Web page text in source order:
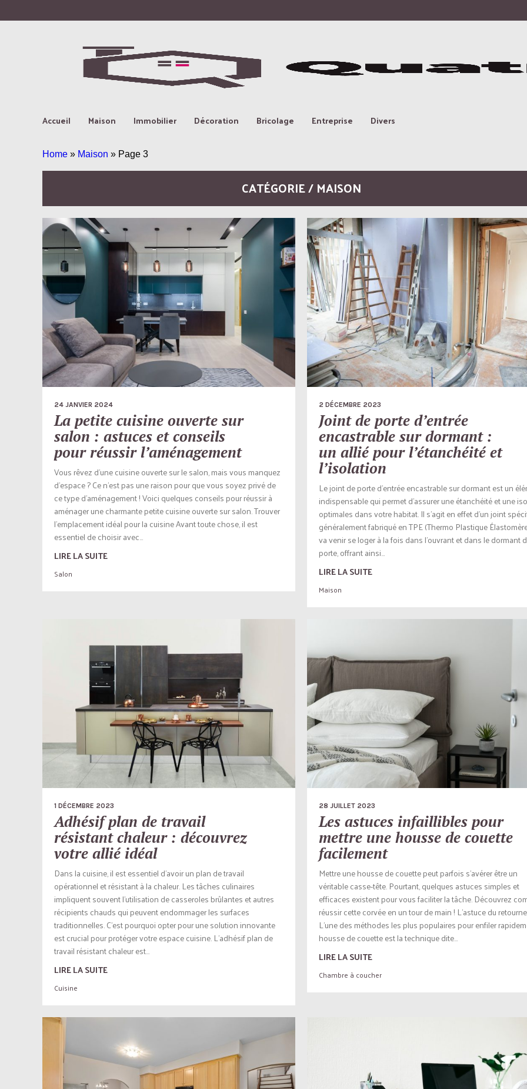
Accueil Maison Immobilier Décoration Bricolage Entreprise Divers
Home » Maison » Page 3
CATÉGORIE / MAISON
24 JANVIER 2024
La petite cuisine ouverte sur
salon : astuces et conseils
pour réussir l’aménagement
Vous rêvez d’une cuisine ouverte sur le salon, mais vous manquez
d’espace ? Ce n’est pas une raison pour que vous soyez privé de
ce type d’aménagement ! Voici quelques conseils pour réussir à
aménager une charmante petite cuisine ouverte sur salon. Trouver
l’emplacement idéal pour la cuisine Avant toute chose, il est
essentiel de choisir avec...
LIRE LA SUITE
Salon
2 DÉCEMBRE 2023
Joint de porte d’entrée
encastrable sur dormant :
un allié pour l’étanchéité et
l’isolation
Le joint de porte d’entrée encastrable sur dormant est un
indispensable qui permet d’assurer une étanchéité et une
optimales dans votre habitat. Il s’agit en effet d’un joint
généralement fabriqué en TPE (Thermo Plastique
va venir se loger à la fois dans l’ouvrant et dans le dormant
porte, offrant ainsi...
LIRE LA SUITE
Maison
1 DÉCEMBRE 2023
Adhésif plan de travail
résistant chaleur : découvrez
votre allié idéal
Dans la cuisine, il est essentiel d’avoir un plan de travail
opérationnel et résistant à la chaleur. Les tâches culinaires
impliquent souvent l’utilisation de casseroles brûlantes et autres
récipients chauds qui peuvent endommager les surfaces
traditionnelles. C’est pourquoi opter pour une solution innovante
est crucial pour protéger votre espace cuisine. L’adhésif plan de
travail résistant chaleur est...
LIRE LA SUITE
Cuisine
28 JUILLET 2023
Les astuces infaillibles pour
mettre une housse de couette
facilement
Mettre une housse de couette peut parfois s’avérer être un
véritable casse-tête. Pourtant, quelques astuces simples et
efficaces existent pour vous faciliter la tâche. Découvrez
réussir cette corvée en un tour de main ! L’astuce du
L’une des méthodes les plus populaires pour enfiler
housse de couette est la technique dite...
LIRE LA SUITE
Chambre à coucher